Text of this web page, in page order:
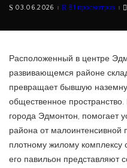
03.06.2026 81 просмотров
Расположенный в центре
развивающемся районе
превращает бывшую
общественное
города Эдмонтон, помогает
района от малоинтенсивной
плотному жилому комплексу
его павильон представляют